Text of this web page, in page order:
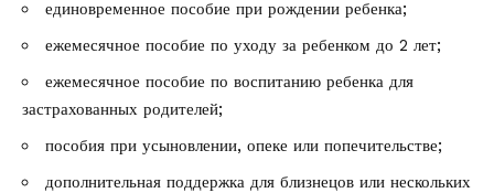
единовременное пособие при рождении ребенка;
ежемесячное пособие по уходу за ребенком до 2 лет;
ежемесячное пособие по воспитанию ребенка для
застрахованных родителей;
пособия при усыновлении, опеке или попечительстве;
дополнительная поддержка для близнецов или нескольких